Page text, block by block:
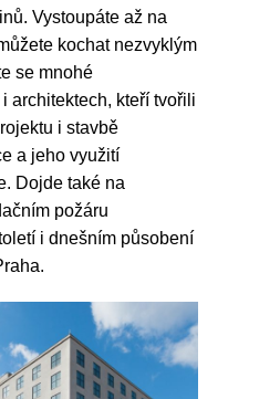
Vystoupáte až na
kochat nezvyklým
se mnohé
architektech, kteří tvořili
i stavbě
a jeho využití
Dojde také na
požáru
i dnešním působení